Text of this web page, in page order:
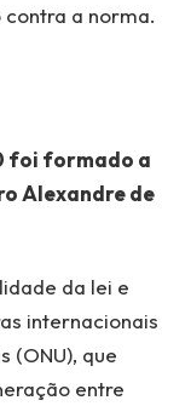
contra a norma.
foi formado a
Alexandre de
da lei e
internacionais
(ONU), que
entre